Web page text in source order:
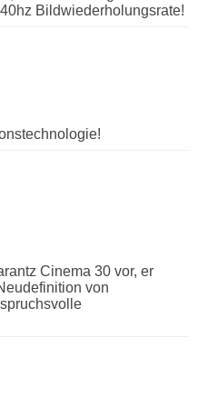
Bildwiederholungsrate!
Cinema 30 vor, er
von